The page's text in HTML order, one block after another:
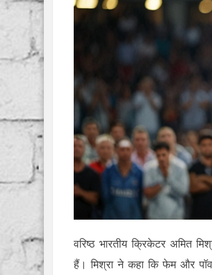
वरिष्ठ भारतीय क्रिकेटर अमित
हैं। मिश्रा ने कहा कि फेम और